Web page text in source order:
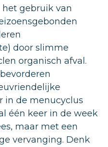
gebruik van
door slimme
organisch afval.
in de menucyclus
één keer in de week
maar met een
vervanging. Denk